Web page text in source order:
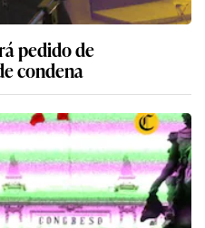
pedido de
de condena